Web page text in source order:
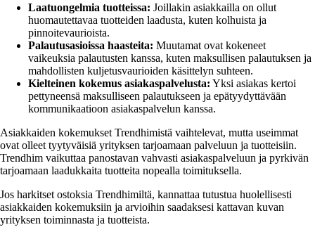
Laatuongelmia tuotteissa: Joillakin asiakkailla on ollut
huomautettavaa tuotteiden laadusta, kuten kolhuista ja
pinnoitevaurioista.
Palautusasioissa haasteita: Muutamat ovat kokeneet
vaikeuksia palautusten kanssa, kuten maksullisen palautuksen ja
mahdollisten kuljetusvaurioiden käsittelyn suhteen.
Kielteinen kokemus asiakaspalvelusta: Yksi asiakas kertoi
pettyneensä maksulliseen palautukseen ja epätyydyttävään
kommunikaatioon asiakaspalvelun kanssa.
Asiakkaiden kokemukset Trendhimistä vaihtelevat, mutta useimmat
ovat olleet tyytyväisiä yrityksen tarjoamaan palveluun ja tuotteisiin.
Trendhim vaikuttaa panostavan vahvasti asiakaspalveluun ja pyrkivän
tarjoamaan laadukkaita tuotteita nopealla toimituksella.
Jos harkitset ostoksia Trendhimiltä, kannattaa tutustua huolellisesti
asiakkaiden kokemuksiin ja arvioihin saadaksesi kattavan kuvan
yrityksen toiminnasta ja tuotteista.